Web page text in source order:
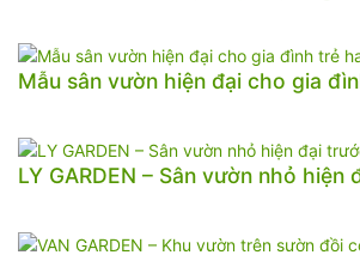
Mẫu sân vườn hiện đại cho gia
LY GARDEN – Sân vườn nhỏ hiện